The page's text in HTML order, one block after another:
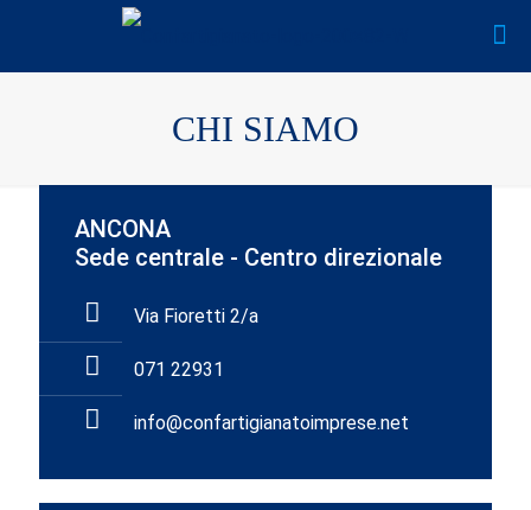
CHI SIAMO
ANCONA
Sede centrale - Centro direzionale
Via Fioretti 2/a
071 22931
info@confartigianatoimprese.net